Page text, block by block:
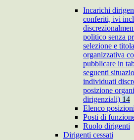
Incarichi
conferiti, ivi
politico senza
selezione e
organizzativa
pubblicare in
seguenti
individuati
posizione
dirigenziali) 14
Elenco
Posti di
Ruolo dirigenti
Dirigenti cessati